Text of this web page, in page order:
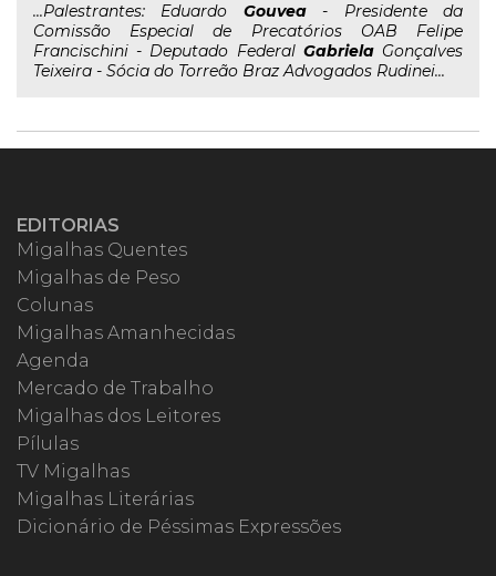
...Palestrantes: Eduardo Gouvea- Presidente da
Comissão Especial de Precatórios OAB Felipe
Francischini - Deputado Federal GabrielaGonçalves
Teixeira - Sócia do Torreão Braz Advogados Rudinei...
EDITORIAS
Migalhas Quentes
Migalhas de Peso
Colunas
Migalhas Amanhecidas
Agenda
Mercado de Trabalho
Migalhas dos Leitores
Pílulas
TV Migalhas
Migalhas Literárias
Dicionário de Péssimas Expressões